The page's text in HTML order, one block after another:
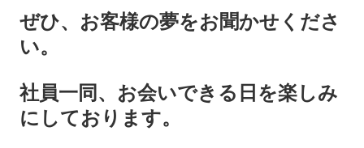
ぜひ、お客様の夢をお聞かせくださ
い。
社員一同、お会いできる日を楽しみ
にしております。